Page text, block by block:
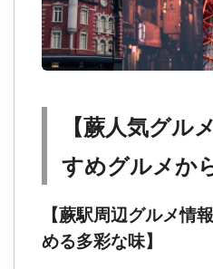
【蕨人気グル
すめグルメか
【蕨駅周辺グルメ情
める多彩な味】